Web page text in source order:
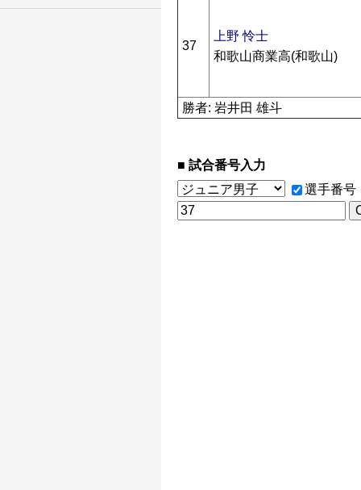
37
上野 怜士
和歌山商業高(和歌山)
勝者: 岩井田 雄斗
試合番号入力
選手番号